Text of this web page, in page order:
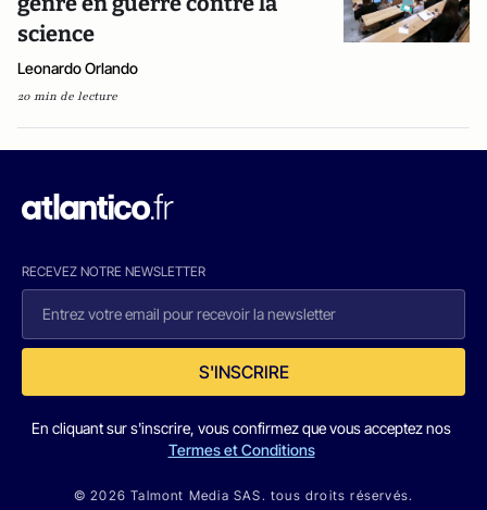
science
Leonardo Orlando
20 min de lecture
RECEVEZ NOTRE NEWSLETTER
S'INSCRIRE
En cliquant sur s'inscrire, vous confirmez que vous acceptez nos
Termes et Conditions
© 2026 Talmont Media SAS. tous droits réservés.